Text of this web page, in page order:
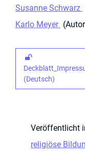
Susanne Schwarz
Karlo Meyer
(Deutsch)
Veröffentlicht
religiöse